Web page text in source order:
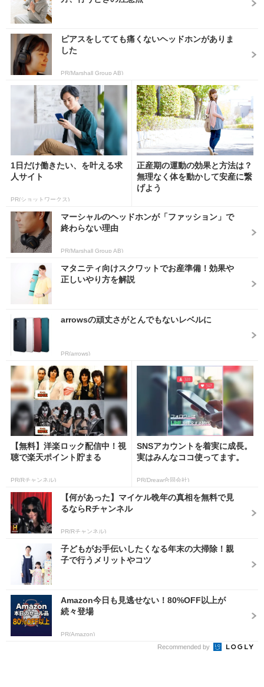
ピアスをしてても痛くないヘッドホンがありま
した
PR(Marshall Group AB)
1日だけ働きたい、を叶える求
人サイト
PR(ショットワークス)
正産期の運動の効果と方法は？
無理なく体を動かして安産に繋
げよう
マーシャルのヘッドホンが「ファッション」で
終わらない理由
PR(Marshall Group AB)
マタニティ向けスクワットでお産準備！効果や
正しいやり方を解説
arrowsの頑丈さがとんでもないレベルに
PR(arrows)
【無料】洋楽ロック配信中！視
聴で楽天ポイント貯まる
PR(Rチャンネル)
SNSアカウントを着実に成長。
実はみんなココ使ってます。
PR(Dreaw合同会社)
【何があった】マイケル晩年の真相を無料で見
るならRチャンネル
PR(Rチャンネル)
子どもがお手伝いしたくなる年末の大掃除！親
子で行うメリットやコツ
Amazon今日も見逃せない！80%OFF以上が
続々登場
PR(Amazon)
Recommended by